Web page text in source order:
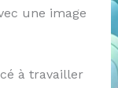
une image
à travailler